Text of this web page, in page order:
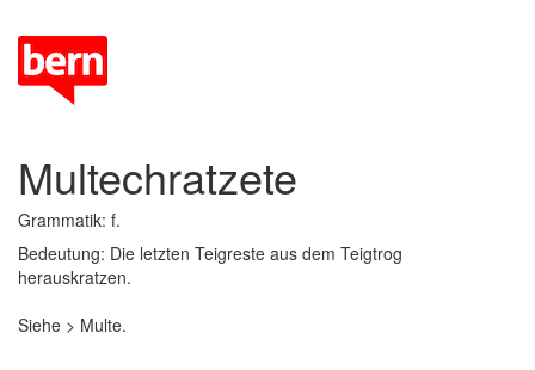
Multechratzete
Grammatik: f.
Bedeutung: Die letzten Teigreste aus dem Teigtrog
herauskratzen.
Siehe > Multe.